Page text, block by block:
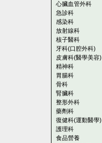
心臟血管外科
急診科
感染科
放射線科
核子醫科
牙科(口腔外科)
皮膚科(醫學美容)
精神科
胃腸科
骨科
腎臟科
整形外科
藥劑科
復健科(運動醫學)
護理科
食品營養